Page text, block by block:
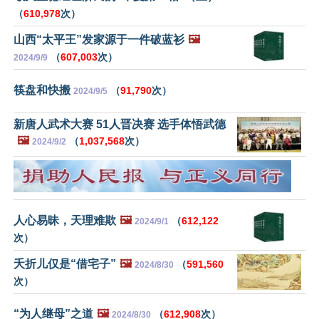
（610,978次）
山西“太平王”发家源于一件破蓝衫 🖼️
2024/9/9 （607,003次）
筷盘和快搬 2024/9/5 （91,790次）
新唐人武术大赛 51人晋决赛 选手体悟武德
🖼️ 2024/9/2 （1,037,568次）
人心易昧，天理难欺 🖼️ 2024/9/1 （612,122
次）
夭折儿仅是“借宅子” 🖼️ 2024/8/30 （591,560
次）
“为人继母”之道 🖼️ 2024/8/30 （612,908次）